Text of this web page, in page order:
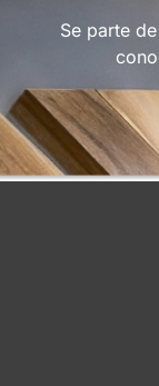
Se parte